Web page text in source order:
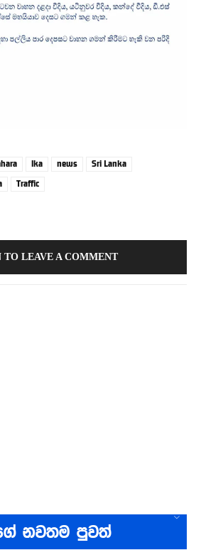
lka news
Sri Lanka
Traffic
TO LEAVE A COMMENT
නවතම පුවත්